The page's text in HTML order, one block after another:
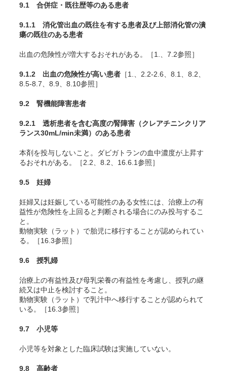
9.1 合併症・既往歴等のある患者
9.1.1 消化管出血の既往を有する患者及び上部消化管の潰
瘍の既往のある患者
出血の危険性が増大するおそれがある。［1.、7.2参照］
9.1.2 出血の危険性が高い患者 ［1.、2.2-2.6、8.1、8.2、
8.5-8.7、8.9、8.10参照］
9.2 腎機能障害患者
9.2.1 透析患者を含む高度の腎障害（クレアチニンクリア
ランス30mL/min未満）のある患者
本剤を投与しないこと。ダビガトランの血中濃度が上昇す
るおそれがある。［2.2、8.2、16.6.1参照］
9.5 妊婦
妊婦又は妊娠している可能性のある女性には、治療上の有
益性が危険性を上回ると判断される場合にのみ投与するこ
と。
動物実験（ラット）で胎児に移行することが認められてい
る。［16.3参照］
9.6 授乳婦
治療上の有益性及び母乳栄養の有益性を考慮し、授乳の継
続又は中止を検討すること。
動物実験（ラット）で乳汁中へ移行することが認められて
いる。［16.3参照］
9.7 小児等
小児等を対象とした臨床試験は実施していない。
9.8 高齢者